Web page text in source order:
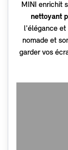
MINI enrichit
nettoyant
l'élégance et
nomade et
garder vos